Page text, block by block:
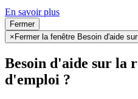
En savoir plus
Fermer
×Fermer la fenêtre Besoin d'aide
Besoin d'aide sur la
d'emploi ?